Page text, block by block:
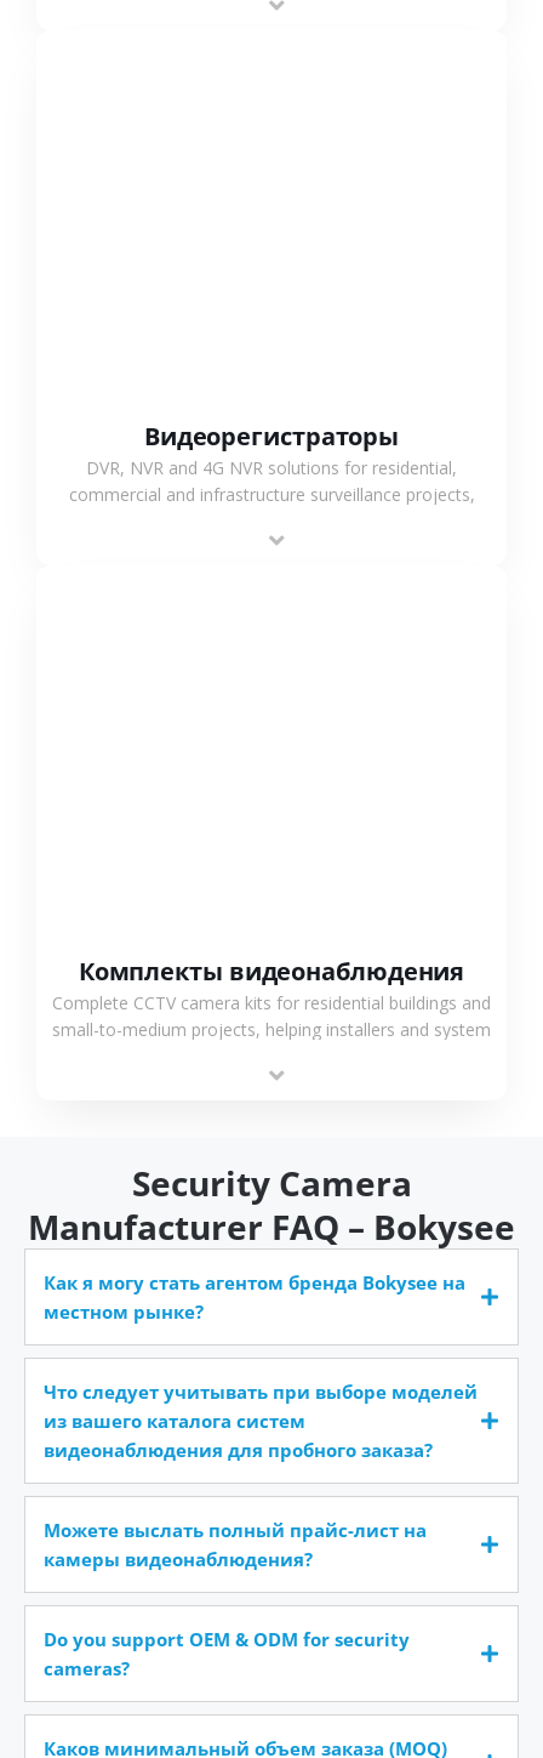
monitoring and flexible coverage.
Видеорегистраторы
DVR, NVR and 4G NVR solutions for residential,
commercial and infrastructure surveillance projects,
Комплекты видеонаблюдения
Complete CCTV camera kits for residential buildings and
small-to-medium projects, helping installers and system
time.
Security Camera
Manufacturer FAQ – Bokysee
Как я могу стать агентом бренда Bokysee на
местном рынке?
Что следует учитывать при выборе моделей
из вашего каталога систем
видеонаблюдения для пробного заказа?
Можете выслать полный прайс-лист на
камеры видеонаблюдения?
Do you support OEM & ODM for security
cameras?
Каков минимальный объем заказа (MOQ)